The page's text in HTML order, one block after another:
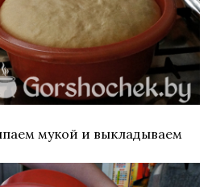
мукой и выкладываем